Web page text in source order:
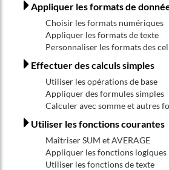
Appliquer les formats de
Choisir les formats numériques
Appliquer les formats de texte
Personnaliser les formats des
Effectuer des calculs simples
Utiliser les opérations de base
Appliquer des formules simples
Calculer avec somme et autres
Utiliser les fonctions courantes
Maîtriser SUM et AVERAGE
Appliquer les fonctions logiques
Utiliser les fonctions de texte